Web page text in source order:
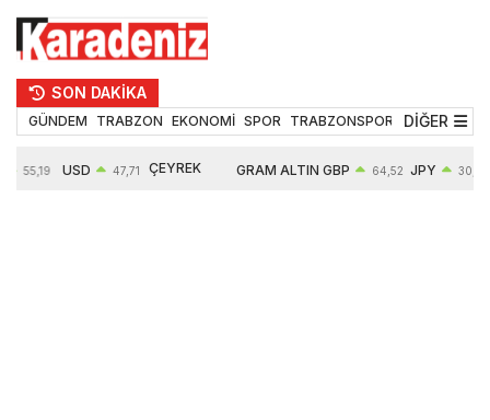
SON DAKİKA
GÜNDEM TRABZON EKONOMİ SPOR TRABZONSPOR TEKNOLOJİ
DİĞER
55,19 USD 47,71 ÇEYREK GRAM ALTIN GBP 64,52 JPY 30,31